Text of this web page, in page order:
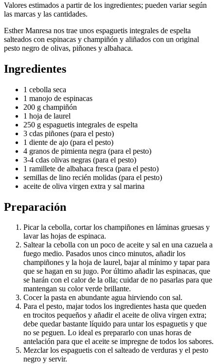
Valores estimados a partir de los ingredientes; pueden variar según
las marcas y las cantidades.
Esther Manresa nos trae unos espaguetis integrales de espelta
salteados con espinacas y champiñón y aliñados con un original
pesto negro de olivas, piñones y albahaca.
Ingredientes
1 cebolla seca
1 manojo de espinacas
200 g champiñón
1 hoja de laurel
250 g espaguetis integrales de espelta
3 cdas piñones (para el pesto)
1 diente de ajo (para el pesto)
4 granos de pimienta negra (para el pesto)
3-4 cdas olivas negras (para el pesto)
1 ramillete de albahaca fresca (para el pesto)
semillas de lino recién molidas (para el pesto)
aceite de oliva virgen extra y sal marina
Preparación
Picar la cebolla, cortar los champiñones en láminas gruesas y
lavar las hojas de espinaca.
Saltear la cebolla con un poco de aceite y sal en una cazuela a
fuego medio. Pasados unos cinco minutos, añadir los
champiñones y la hoja de laurel, bajar al mínimo y tapar para
que se hagan en su jugo. Por último añadir las espinacas, que
se harán con el calor de la olla; cuidar de no pasarlas para que
mantengan su color verde brillante.
Cocer la pasta en abundante agua hirviendo con sal.
Para el pesto, majar todos los ingredientes hasta que queden
en trocitos pequeños y añadir el aceite de oliva virgen extra;
debe quedar bastante líquido para untar los espaguetis y que
no se peguen. Lo ideal es prepararlo con unas horas de
antelación para que el aceite se impregne de todos los sabores.
Mezclar los espaguetis con el salteado de verduras y el pesto
negro y servir.